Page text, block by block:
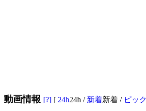
動画情報 [?] [ 24h24h / 新着新着 / ピック